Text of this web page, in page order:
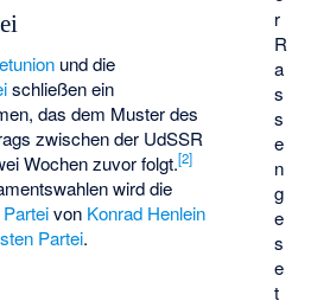
r
R
a
s
s
e
n
g
e
s
e
t
und die
schließen ein
, das dem Muster des
zwischen der UdSSR
Wochen zuvor folgt.[2]
wird die
von Konrad Henlein
Partei.